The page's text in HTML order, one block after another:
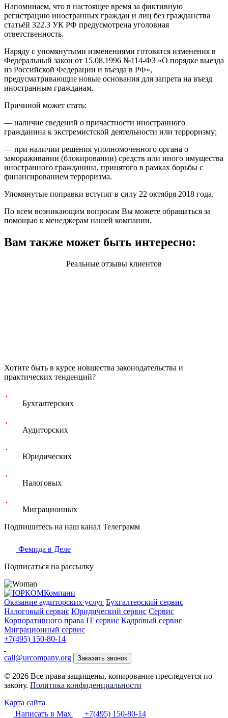
Напоминаем, что в настоящее время за фиктивную
регистрацию иностранных граждан и лиц без гражданства
статьёй 322.3 УК РФ предусмотрена уголовная
ответственность.
Наряду с упомянутыми изменениями готовятся изменения в
Федеральный закон от 15.08.1996 №114-ФЗ «О порядке выезда
из Российской Федерации и въезда в РФ»,
предусматривающие новые основания для запрета на въезд
иностранным гражданам.
Причиной может стать:
— наличие сведений о причастности иностранного
гражданина к экстремистской деятельности или терроризму;
— при наличии решения уполномоченного органа о
замораживании (блокировании) средств или иного имущества
иностранного гражданина, принятого в рамках борьбы с
финансированием терроризма.
Упомянутые поправки вступят в силу 22 октября 2018 года.
По всем возникающим вопросам Вы можете обращаться за
помощью к менеджерам нашей компании.
Вам также может быть интересно:
Реальные отзывы клиентов
Хотите быть в курсе новшества законодательства и
практических тенденций?
Бухгалтерских
Аудиторских
Юридических
Налоговых
Миграционных
Подпишитесь на наш канал Телеграмм
Фемида в Деле
Подписаться на рассылку
Оказание аудиторских услуг Бухгалтерский сервис
Налоговый сервис Юридический сервис Сервис
Корпоративного права IT сервис Кадровый сервис
Миграционный сервис
+7(495) 150-80-14
call@urcompany.org Заказать звонок
© 2026 Все права защищены, копирование преследуется по
закону. Политика конфиденциальности
Карта сайта
Написать в Max
+7(495) 150-80-14